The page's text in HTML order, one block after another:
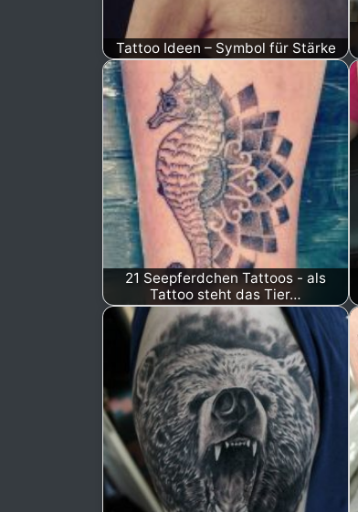
Tattoo Ideen – Symbol für Stärke
21 Seepferdchen Tattoos - als
Tattoo steht das Tier…